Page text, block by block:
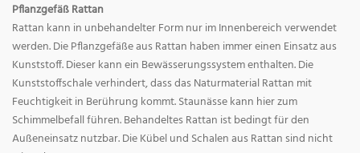
Pflanzgefäß Rattan
Rattan kann in unbehandelter Form nur im Innenbereich verwendet
werden. Die Pflanzgefäße aus Rattan haben immer einen Einsatz aus
Kunststoff. Dieser kann ein Bewässerungssystem enthalten. Die
Kunststoffschale verhindert, dass das Naturmaterial Rattan mit
Feuchtigkeit in Berührung kommt. Staunässe kann hier zum
Schimmelbefall führen. Behandeltes Rattan ist bedingt für den
Außeneinsatz nutzbar. Die Kübel und Schalen aus Rattan sind nicht